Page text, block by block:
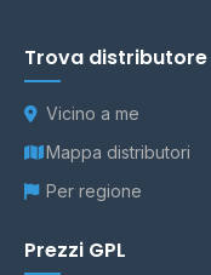
Trova distributore
Vicino a me
Mappa distributori
Per regione
Prezzi GPL